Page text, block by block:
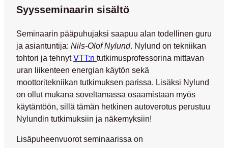
Syysseminaarin sisältö
Seminaarin pääpuhujaksi saapuu alan todellinen guru
ja asiantuntija: Nils-Olof Nylund. Nylund on tekniikan
tohtori ja tehnytVTT:n tutkimusprofessorina mittavan
uran liikenteen energian käytön sekä
moottoritekniikan tutkimuksen parissa. Lisäksi Nylund
on ollut mukana soveltamassa osaamistaan myös
käytäntöön, sillä tämän hetkinen autoverotus perustuu
Nylundin tutkimuksiin ja näkemyksiin!
Lisäpuheenvuorot seminaarissa on